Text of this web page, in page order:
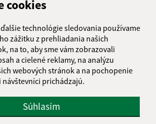
cookies
technológie sledovania používame
zážitku z prehliadania našich
na to, aby sme vám zobrazovali
a cielené reklamy, na analýzu
webových stránok a na pochopenie
prichádzajú.
Súhlasím
Informácie o stránke:
Vyhlásenie o prístupnosti